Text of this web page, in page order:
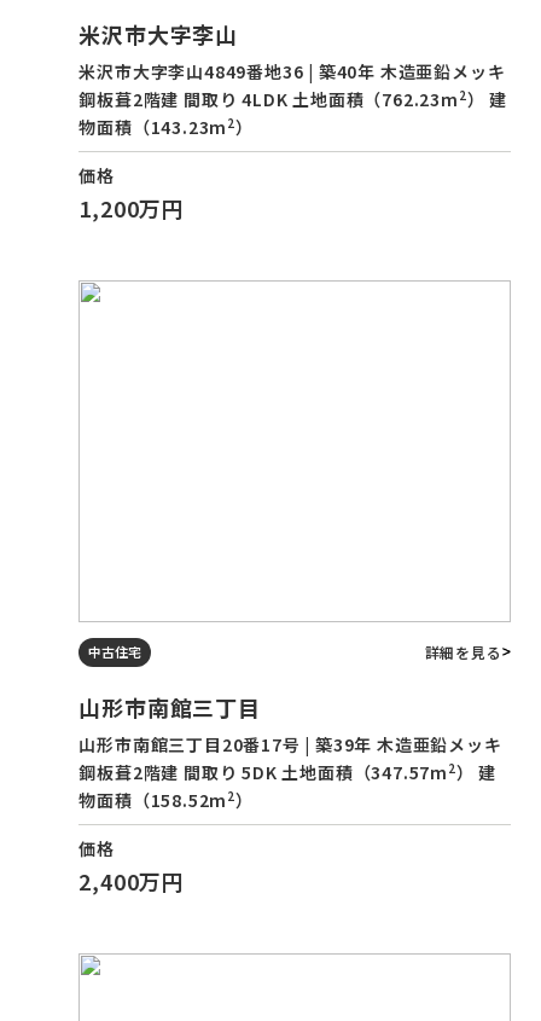
米沢市大字李山
米沢市大字李山4849番地36 | 築40年 木造亜鉛メッキ
鋼板葺2階建 間取り 4LDK 土地面積（762.23m 2） 建
物面積（143.23m 2）
価格
1,200万円
中古住宅 詳細を見る
山形市南館三丁目
山形市南館三丁目20番17号 | 築39年 木造亜鉛メッキ
鋼板葺2階建 間取り 5DK 土地面積（347.57m 2） 建
物面積（158.52m 2）
価格
2,400万円